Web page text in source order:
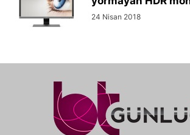
24 Nisan 2018